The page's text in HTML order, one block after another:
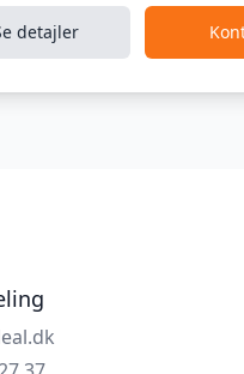
detajler